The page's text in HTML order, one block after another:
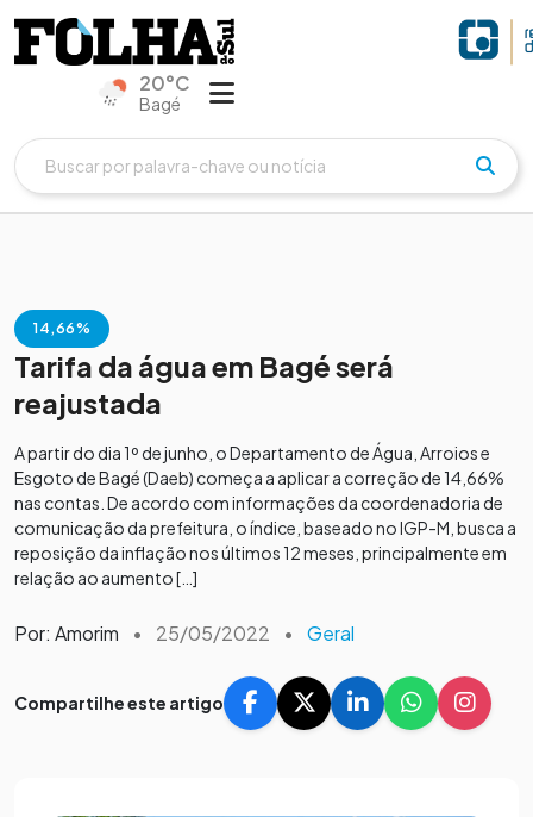
20°C
Bagé
14,66%
Tarifa da água em Bagé será
reajustada
A partir do dia 1º de junho, o Departamento de Água, Arroios e
Esgoto de Bagé (Daeb) começa a aplicar a correção de 14,66%
nas contas. De acordo com informações da coordenadoria de
comunicação da prefeitura, o índice, baseado no IGP-M, busca a
reposição da inflação nos últimos 12 meses, principalmente em
relação ao aumento […]
Por: Amorim • 25/05/2022 • Geral
Compartilhe este artigo